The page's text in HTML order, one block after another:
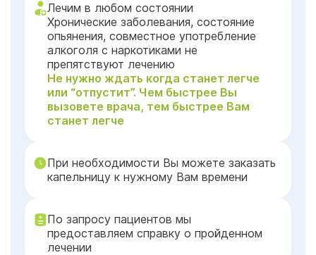
Лечим в любом состоянии
Хронические заболевания, состояние
опьянения, совместное употребление
алкоголя с наркотиками не
препятствуют лечению
Не нужно ждать когда станет легче
или “отпустит”. Чем быстрее Вы
вызовете врача, тем быстрее Вам
станет легче
При необходимости Вы можете заказать
капельницу к нужному Вам времени
По запросу пациентов мы
предоставляем справку о пройденном
лечении